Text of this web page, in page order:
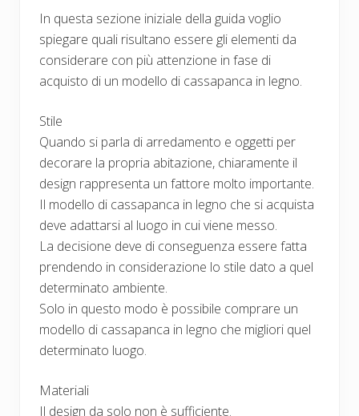
In questa sezione iniziale della guida voglio
spiegare quali risultano essere gli elementi da
considerare con più attenzione in fase di
acquisto di un modello di cassapanca in legno.
Stile
Quando si parla di arredamento e oggetti per
decorare la propria abitazione, chiaramente il
design rappresenta un fattore molto importante.
Il modello di cassapanca in legno che si acquista
deve adattarsi al luogo in cui viene messo.
La decisione deve di conseguenza essere fatta
prendendo in considerazione lo stile dato a quel
determinato ambiente.
Solo in questo modo è possibile comprare un
modello di cassapanca in legno che migliori quel
determinato luogo.
Materiali
Il design da solo non è sufficiente.